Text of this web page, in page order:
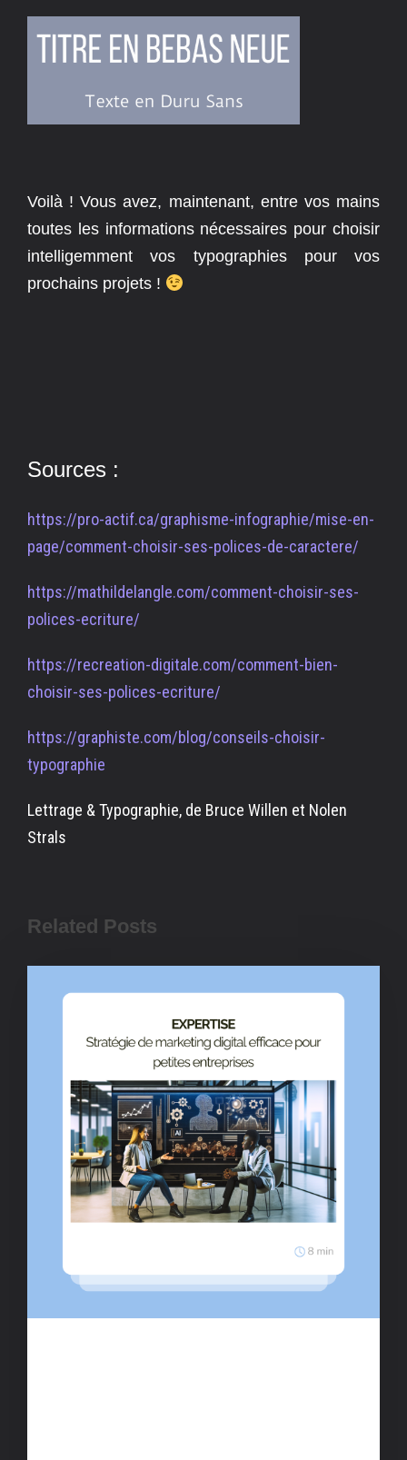
Voilà ! Vous avez, maintenant, entre vos mains
toutes les informations nécessaires pour choisir
intelligemment vos typographies pour vos
prochains projets !
Sources :
https://pro-actif.ca/graphisme-infographie/mise-en-
page/comment-choisir-ses-polices-de-caractere/
https://mathildelangle.com/comment-choisir-ses-
polices-ecriture/
https://recreation-digitale.com/comment-bien-
choisir-ses-polices-ecriture/
https://graphiste.com/blog/conseils-choisir-
typographie
Lettrage & Typographie, de Bruce Willen et Nolen
Strals
Related Posts